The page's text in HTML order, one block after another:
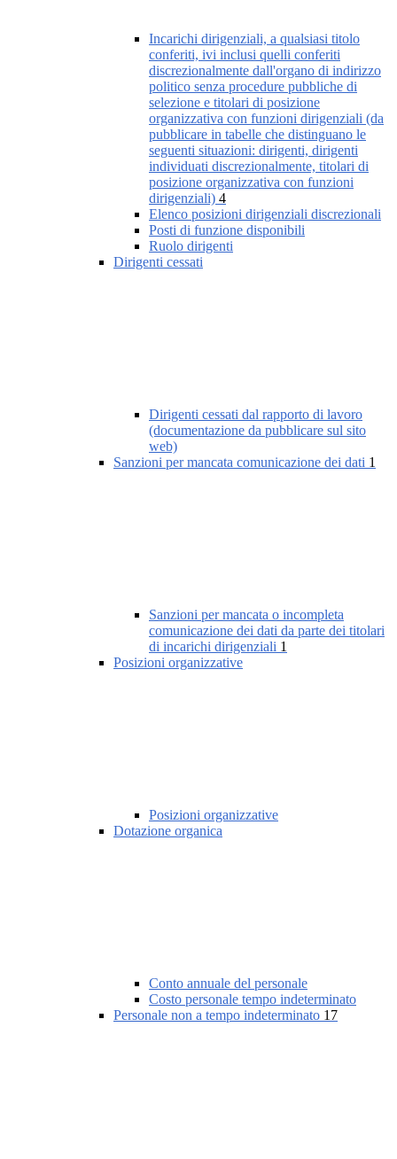
Incarichi dirigenziali, a qualsiasi titolo
conferiti, ivi inclusi quelli conferiti
discrezionalmente dall'organo di indirizzo
politico senza procedure pubbliche di
selezione e titolari di posizione
organizzativa con funzioni dirigenziali (da
pubblicare in tabelle che distinguano le
seguenti situazioni: dirigenti, dirigenti
individuati discrezionalmente, titolari di
posizione organizzativa con funzioni
dirigenziali) 4
Elenco posizioni dirigenziali discrezionali
Posti di funzione disponibili
Ruolo dirigenti
Dirigenti cessati
Dirigenti cessati dal rapporto di lavoro
(documentazione da pubblicare sul sito
web)
Sanzioni per mancata comunicazione dei dati 1
Sanzioni per mancata o incompleta
comunicazione dei dati da parte dei titolari
di incarichi dirigenziali 1
Posizioni organizzative
Posizioni organizzative
Dotazione organica
Conto annuale del personale
Costo personale tempo indeterminato
Personale non a tempo indeterminato 17